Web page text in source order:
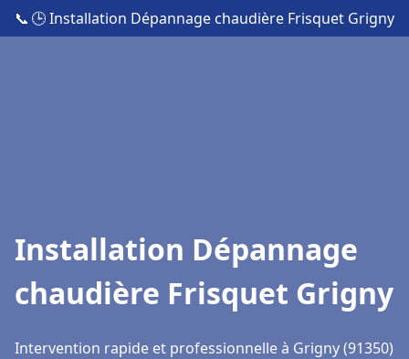
📞 🕒 Installation Dépannage chaudière Frisquet Grigny
Installation Dépannage
chaudière Frisquet Grigny
Intervention rapide et professionnelle à Grigny (91350)